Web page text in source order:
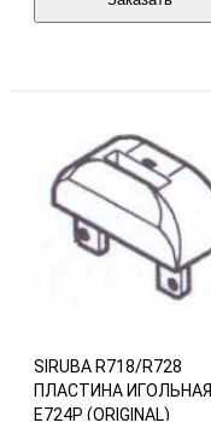
SIRUBA R718/R728
ПЛАСТИНА ИГОЛЬНАЯ
E724P (ORIGINAL)